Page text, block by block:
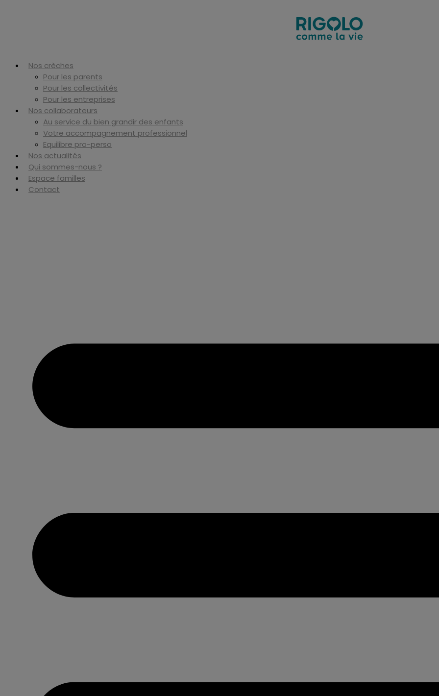
Nos crèches
Pour les parents
Pour les collectivités
Pour les entreprises
Nos collaborateurs
Au service du bien grandir des enfants
Votre accompagnement professionnel
Equilibre pro-perso
Nos actualités
Qui sommes-nous ?
Espace familles
Contact